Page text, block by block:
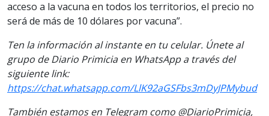
acceso a la vacuna en todos los territorios, el precio no
será de más de 10 dólares por vacuna”.
Ten la información al instante en tu celular. Únete al
grupo de Diario Primicia en WhatsApp a través del
siguiente link:
https://chat.whatsapp.com/LlK92aGSFbs3mDyJPMybud
También estamos en Telegram como @DiarioPrimicia,